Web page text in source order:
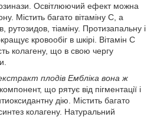
Освітлюючий ефект можна
Містить багато вітаміну С, а
рутозидов, тіаміну. Протизапальну і
кровообіг в шкірі. Вітамін С
колагену, що в свою чергу
плодів Ембліка вона ж
що рятує від пігментації і
дію. Містить багато
колагену. Натуральний